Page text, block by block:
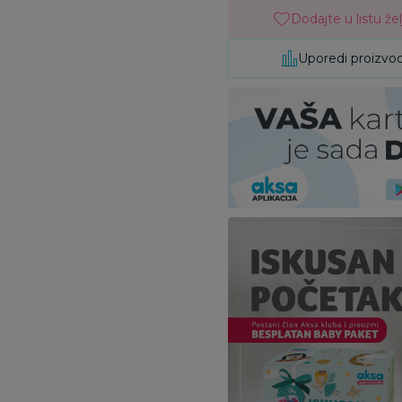
Dodajte u listu
Uporedi